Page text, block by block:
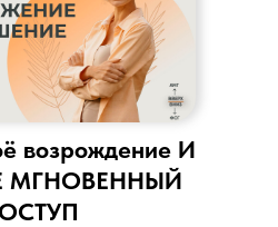
возрождение И
МГНОВЕННЫЙ